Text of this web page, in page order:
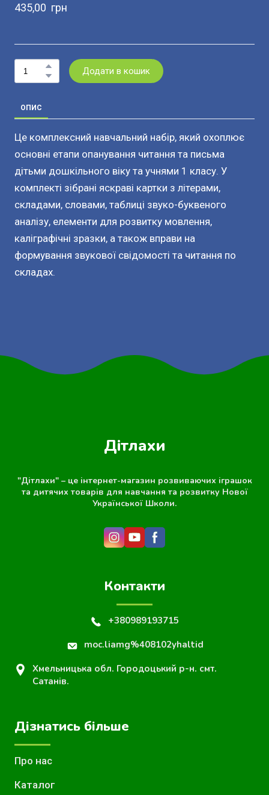
435,00  грн
Додати в кошик
ОПИС
Це комплексний навчальний набір, який охоплює
основні етапи опанування читання та письма
дітьми дошкільного віку та учнями 1 класу. У
комплекті зібрані яскраві картки з літерами,
складами, словами, таблиці звуко-буквеного
аналізу, елементи для розвитку мовлення,
каліграфічні зразки, а також вправи на
формування звукової свідомості та читання по
складах.
Дітлахи
"Дітлахи" – це інтернет-магазин розвиваючих іграшок
та дитячих товарів для навчання та розвитку Нової
Української Школи.
Контакти
+380989193715
moc.liamg%408102yhaltid
Хмельницька обл. Городоцький р-н. смт.
Сатанів.
Дізнатись більше
Про нас
Каталог